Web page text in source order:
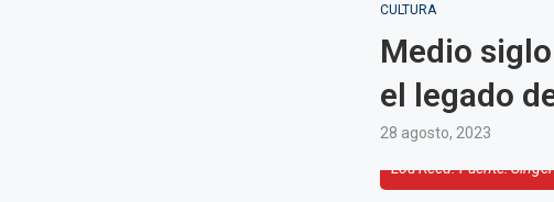
CULTURA
Medio
el legado
28 agosto, 2023
Lou Reed. Fuente: